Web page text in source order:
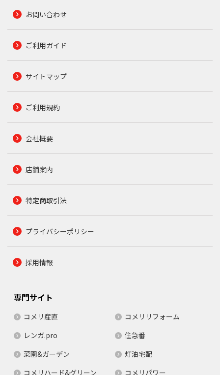
お問い合わせ
ご利用ガイド
サイトマップ
ご利用規約
会社概要
店舗案内
特定商取引法
プライバシーポリシー
採用情報
専門サイト
コメリ産直
コメリリフォーム
レンガ.pro
住急番
菜園&ガーデン
灯油宅配
コメリハード&グリーン
コメリパワー